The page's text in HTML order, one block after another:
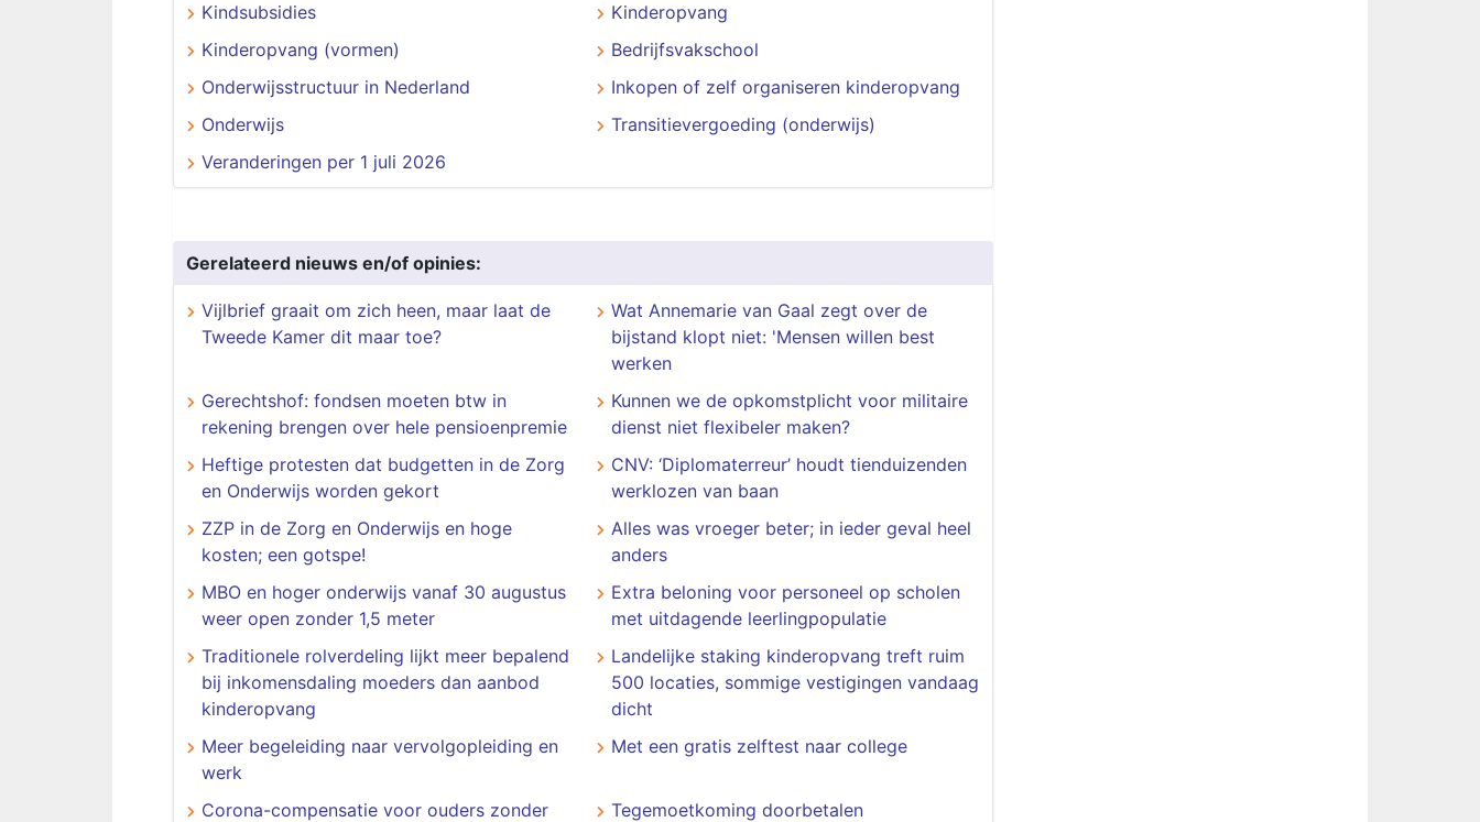
Kindsubsidies
Kinderopvang
Kinderopvang (vormen)
Bedrijfsvakschool
Onderwijsstructuur in Nederland
Inkopen of zelf organiseren kinderopvang
Onderwijs
Transitievergoeding (onderwijs)
Veranderingen per 1 juli 2026
Gerelateerd nieuws en/of opinies:
Vijlbrief graait om zich heen, maar laat de
Tweede Kamer dit maar toe?
Wat Annemarie van Gaal zegt over de
bijstand klopt niet: 'Mensen willen best
werken
Gerechtshof: fondsen moeten btw in
rekening brengen over hele pensioenpremie
Kunnen we de opkomstplicht voor militaire
dienst niet flexibeler maken?
Heftige protesten dat budgetten in de Zorg
en Onderwijs worden gekort
CNV: ‘Diplomaterreur’ houdt tienduizenden
werklozen van baan
ZZP in de Zorg en Onderwijs en hoge
kosten; een gotspe!
Alles was vroeger beter; in ieder geval heel
anders
MBO en hoger onderwijs vanaf 30 augustus
weer open zonder 1,5 meter
Extra beloning voor personeel op scholen
met uitdagende leerlingpopulatie
Traditionele rolverdeling lijkt meer bepalend
bij inkomensdaling moeders dan aanbod
kinderopvang
Landelijke staking kinderopvang treft ruim
500 locaties, sommige vestigingen vandaag
dicht
Meer begeleiding naar vervolgopleiding en
werk
Met een gratis zelftest naar college
Corona-compensatie voor ouders zonder
Tegemoetkoming doorbetalen